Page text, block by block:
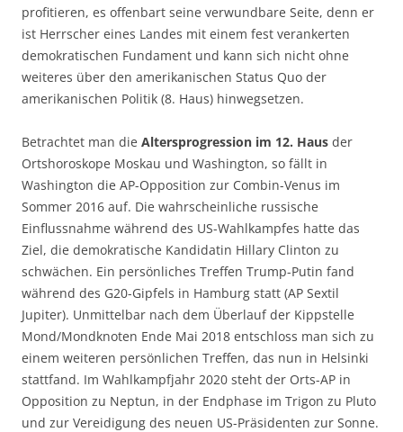
profitieren, es offenbart seine verwundbare Seite, denn er
ist Herrscher eines Landes mit einem fest verankerten
demokratischen Fundament und kann sich nicht ohne
weiteres über den amerikanischen Status Quo der
amerikanischen Politik (8. Haus) hinwegsetzen.
Betrachtet man die Altersprogression im 12. Haus der
Ortshoroskope Moskau und Washington, so fällt in
Washington die AP-Opposition zur Combin-Venus im
Sommer 2016 auf. Die wahrscheinliche russische
Einflussnahme während des US-Wahlkampfes hatte das
Ziel, die demokratische Kandidatin Hillary Clinton zu
schwächen. Ein persönliches Treffen Trump-Putin fand
während des G20-Gipfels in Hamburg statt (AP Sextil
Jupiter). Unmittelbar nach dem Überlauf der Kippstelle
Mond/Mondknoten Ende Mai 2018 entschloss man sich zu
einem weiteren persönlichen Treffen, das nun in Helsinki
stattfand. Im Wahlkampfjahr 2020 steht der Orts-AP in
Opposition zu Neptun, in der Endphase im Trigon zu Pluto
und zur Vereidigung des neuen US-Präsidenten zur Sonne.